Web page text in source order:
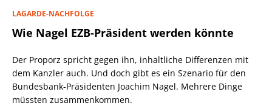
LAGARDE-NACHFOLGE
Wie Nagel EZB-Präsident werden könnte
Der Proporz spricht gegen ihn, inhaltliche Differenzen mit
dem Kanzler auch. Und doch gibt es ein Szenario für den
Bundesbank-Präsidenten Joachim Nagel. Mehrere Dinge
müssten zusammenkommen.